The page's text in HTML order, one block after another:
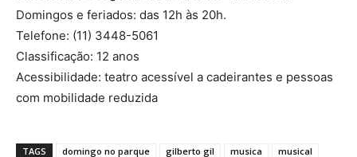
Domingos e feriados: das 12h às 20h.
Telefone: (11) 3448-5061
Classificação: 12 anos
Acessibilidade: teatro acessível a cadeirantes e pessoas
com mobilidade reduzida
TAGS domingo no parque gilberto gil musica musical